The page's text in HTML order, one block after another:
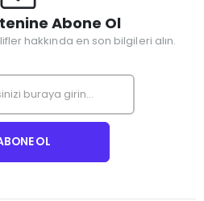
Abone Ol
hakkında en son bilgileri alın.